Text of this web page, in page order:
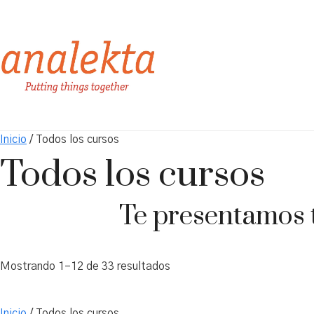
Inicio / Todos los cursos
Todos los cursos
Te
Mostrando 1–12 de 33 resultados